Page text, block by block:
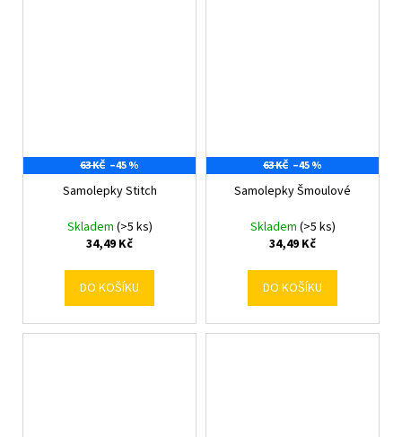
63 KČ –45 %
Samolepky Stitch
Skladem (>5 ks)
34,49 Kč
DO KOŠÍKU
63 KČ –45 %
Samolepky Šmoulové
Skladem (>5 ks)
34,49 Kč
DO KOŠÍKU